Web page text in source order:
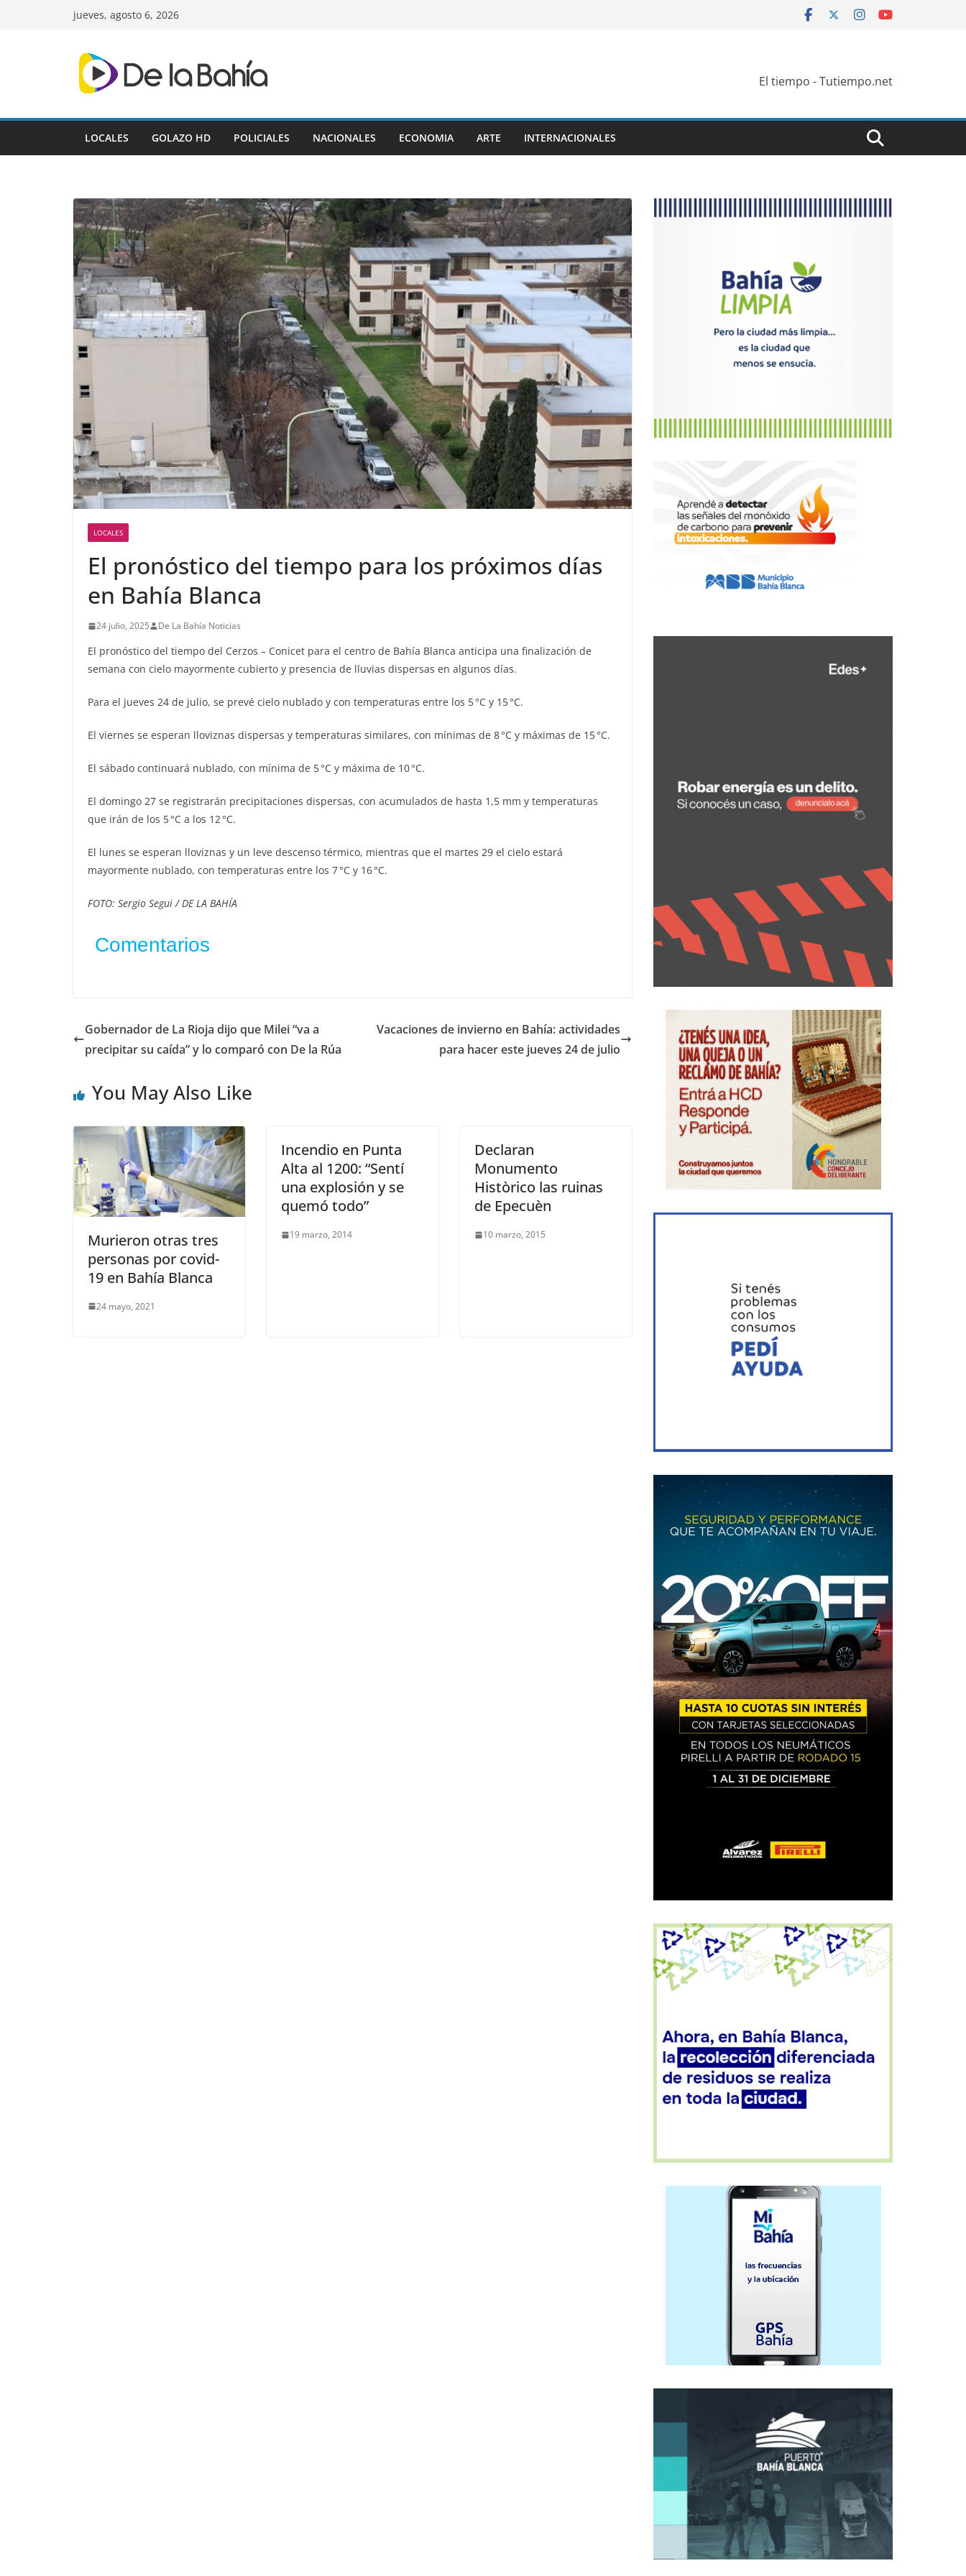
jueves, agosto 6, 2026
El tiempo - Tutiempo.net
LOCALES GOLAZO HD POLICIALES NACIONALES ECONOMIA ARTE INTERNACIONALES
LOCALES
El pronóstico del tiempo para los próximos días
en Bahía Blanca
24 julio, 2025 De La Bahía Noticias
El pronóstico del tiempo del Cerzos – Conicet para el centro de Bahía Blanca anticipa una finalización de
semana con cielo mayormente cubierto y presencia de lluvias dispersas en algunos días.
Para el jueves 24 de julio, se prevé cielo nublado y con temperaturas entre los 5 °C y 15 °C.
El viernes se esperan lloviznas dispersas y temperaturas similares, con mínimas de 8 °C y máximas de 15 °C.
El sábado continuará nublado, con mínima de 5 °C y máxima de 10 °C.
El domingo 27 se registrarán precipitaciones dispersas, con acumulados de hasta 1,5 mm y temperaturas
que irán de los 5 °C a los 12 °C.
El lunes se esperan lloviznas y un leve descenso térmico, mientras que el martes 29 el cielo estará
mayormente nublado, con temperaturas entre los 7 °C y 16 °C.
FOTO: Sergio Segui / DE LA BAHÍA
Comentarios
Gobernador de La Rioja dijo que Milei “va a
precipitar su caída” y lo comparó con De la Rúa
Vacaciones de invierno en Bahía: actividades
para hacer este jueves 24 de julio
You May Also Like
Murieron otras tres
personas por covid-
19 en Bahía Blanca
24 mayo, 2021
Incendio en Punta
Alta al 1200: “Sentí
una explosión y se
quemó todo”
19 marzo, 2014
Declaran
Monumento
Històrico las ruinas
de Epecuèn
10 marzo, 2015